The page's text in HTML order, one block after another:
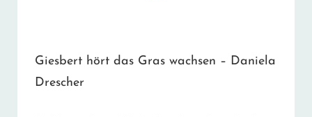
Giesbert hört das Gras wachsen – Daniela
Drescher